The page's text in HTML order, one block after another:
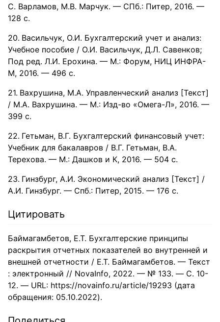
С. Варламов, М.В. Марчук. — СПб.: Питер, 2016. —
128 c.
Васильчук, О.И. Бухгалтерский учет и анализ:
Учебное пособие / О.И. Васильчук, Д.Л. Савенков;
Под ред. Л.И. Ерохина. — М.: Форум, НИЦ ИНФРА-
М, 2016. — 496 c.
Вахрушина, М.А. Управленческий анализ [Текст]
/ М.А. Вахрушина. — М.: Изд-во «Омега-Л», 2016. —
399 с.
Гетьман, В.Г. Бухгалтерский финансовый учет:
Учебник для бакалавров / В.Г. Гетьман, В.А.
Терехова. — М.: Дашков и К, 2016. — 504 c.
Гинзбург, А.И. Экономический анализ [Текст] /
А.И. Гинзбург. — Спб.: Питер, 2015. — 176 с.
Цитировать
Баймагамбетов, Е.Т. Бухгалтерские принципы
раскрытия отчетных показателей во внутренней и
внешней отчетности / Е.Т. Баймагамбетов. — Текст
: электронный // NovaInfo, 2022. — № 133. — С. 10-
12. — URL: https://novainfo.ru/article/19293 (дата
обращения: 05.10.2022).